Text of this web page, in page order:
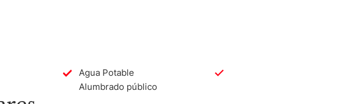
de Bs. As.
Agua Potable
Alumbrado público